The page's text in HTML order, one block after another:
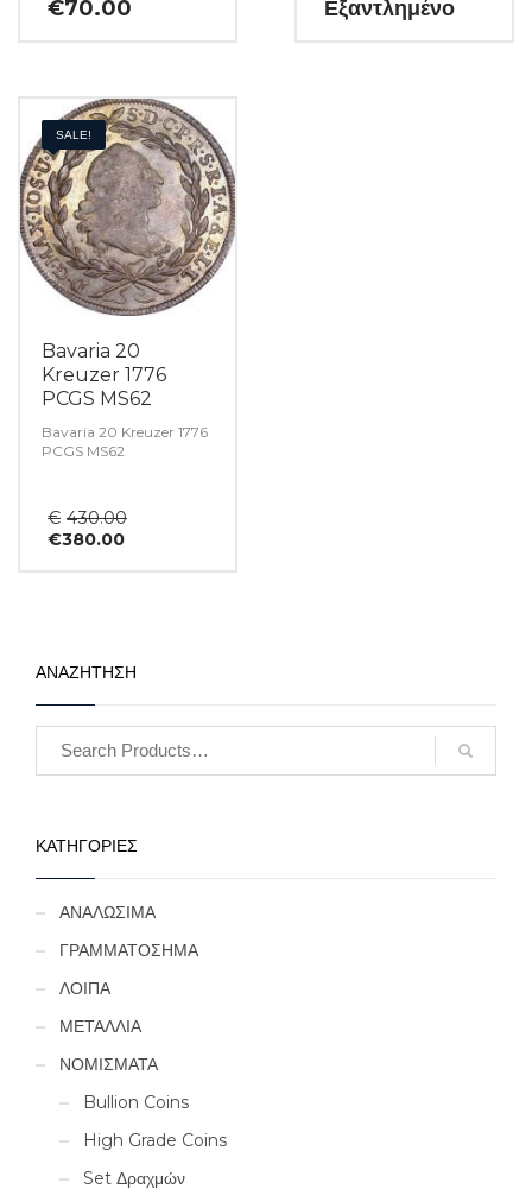
€70.00 Εξαντλημένο
SALE!
Bavaria 20
Kreuzer 1776
PCGS MS62
Bavaria 20 Kreuzer 1776
PCGS MS62
€ 430.00
€380.00
ΑΝΑΖΗΤΗΣΗ
ΚΑΤΗΓΟΡΙΕΣ
ΑΝΑΛΩΣΙΜΑ
ΓΡΑΜΜΑΤΟΣΗΜΑ
ΛΟΙΠΑ
ΜΕΤΑΛΛΙΑ
ΝΟΜΙΣΜΑΤΑ
Bullion Coins
High Grade Coins
Set Δραχμών